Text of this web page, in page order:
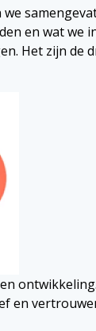
en wat we
Het zijn de
ontwikkeling.
en